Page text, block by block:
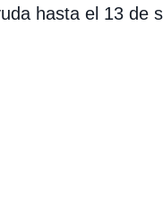
hasta el 13 de